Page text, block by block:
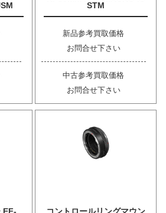
STM
新品参考買取価格
お問合せ下さい
中古参考買取価格
お問合せ下さい